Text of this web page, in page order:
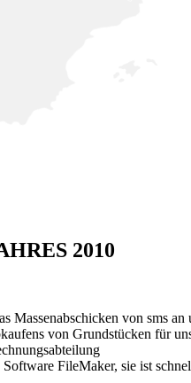
2010
Massenabschicken von sms
von Grundstücken für
FileMaker, sie ist